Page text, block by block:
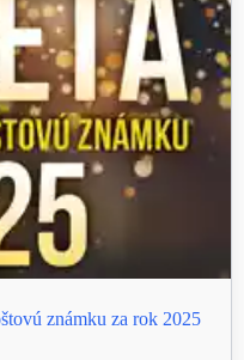
známku za rok 2025